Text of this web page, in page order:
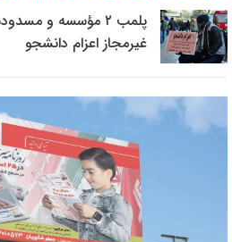
غیرمجاز اعزام دانشجو